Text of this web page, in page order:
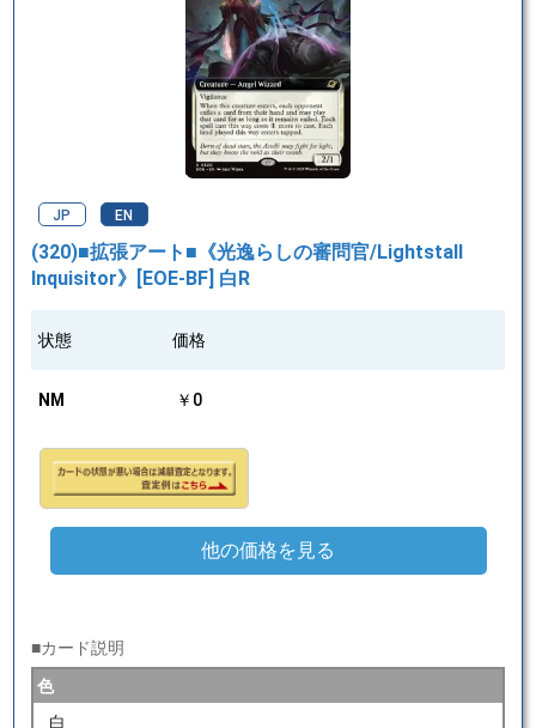
JP EN
(320)■拡張アート■《光逸らしの審問官/Lightstall
Inquisitor》[EOE-BF] 白R
状態 価格
NM ￥0
他の価格を見る
■カード説明
色
白